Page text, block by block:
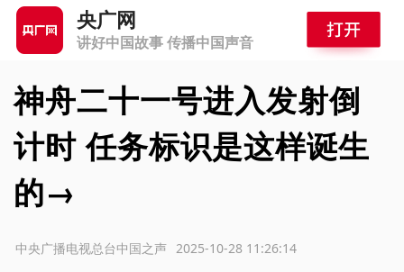
央广网
讲好中国故事 传播中国声音
神舟二十一号进入发射倒
计时 任务标识是这样诞生
的→
2025-10-28 11:26:14
中央广播电视总台中国之声